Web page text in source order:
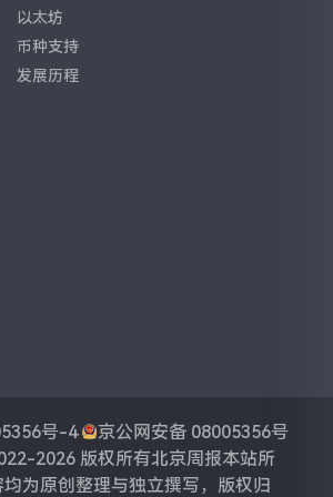
以太坊
币种支持
发展历程
号-4
京公网安备 08005356号
2026 版权所有北京周报本站所
为原创整理与独立撰写，版权归